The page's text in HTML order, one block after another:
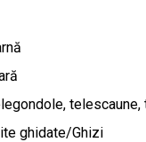
ghidate/Ghizi